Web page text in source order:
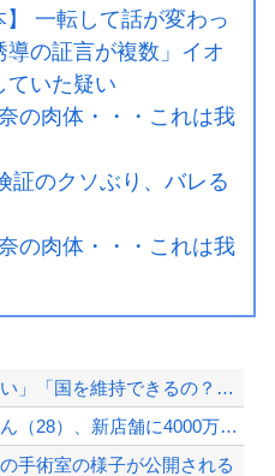
】 一転して話が変わっ
の証言が複数」イオ
ていた疑い
の肉体・・・これは我
証のクソぶり、バレる
の肉体・・・これは我
「あきれてモノが言えない」「国を維持できるの？」外国人の永住許可要件の厳格化で在...
可愛すぎるおむすび屋さん（28）、新店舗に4000万円クラファンした成功した結果...
手術室の様子が公開される